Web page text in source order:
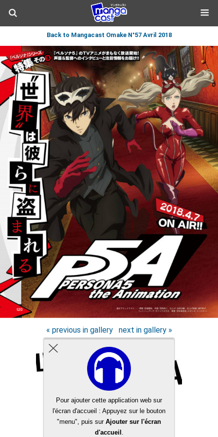
Back to Mangacast Omake N°57 Avril 2018
« previous in gallery next in gallery »